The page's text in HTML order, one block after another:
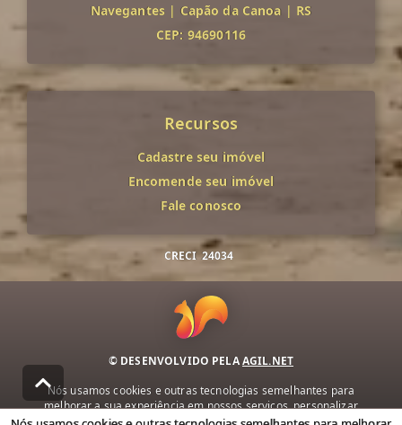
Navegantes | Capão da Canoa | RS
CEP: 94690116
Recursos
Cadastre seu imóvel
Encomende seu imóvel
Fale conosco
CRECI 24034
© DESENVOLVIDO PELAAGIL.NET
Nós usamos cookies e outras tecnologias semelhantes para
melhorar a sua experiência em nossos serviços, personalizar
publicidade e recomendar conteúdo de seu interesse. Ao utilizar